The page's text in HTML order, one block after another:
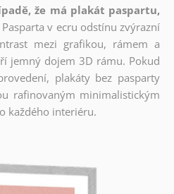
že má plakát paspartu,
Pasparta v ecru odstínu zvýrazní
mezi grafikou, rámem a
jemný dojem 3D rámu. Pokud
plakáty bez pasparty
rafinovaným minimalistickým
každého interiéru.